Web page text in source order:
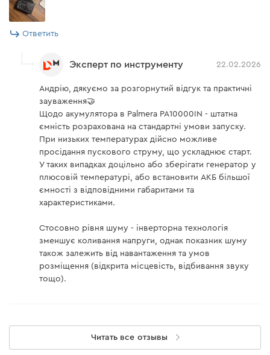
Ответить
Эксперт по инструменту 22.02.2026
Андрію, дякуємо за розгорнутий відгук та практичні
зауваження🤝
Щодо акумулятора в Palmera PA10000IN - штатна
ємність розрахована на стандартні умови запуску.
При низьких температурах дійсно можливе
просідання пускового струму, що ускладнює старт.
У таких випадках доцільно або зберігати генератор у
плюсовій температурі, або встановити АКБ більшої
ємності з відповідними габаритами та
характеристиками.
Стосовно рівня шуму - інверторна технологія
зменшує коливання напруги, однак показник шуму
також залежить від навантаження та умов
розміщення (відкрита місцевість, відбивання звуку
тощо).
Читать все отзывы